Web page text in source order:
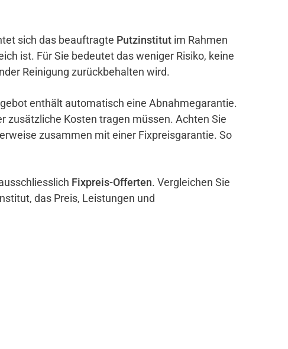
sich das beauftragte Putzinstitut im Rahmen
ist. Für Sie bedeutet das weniger Risiko, keine
Reinigung zurückbehalten wird.
enthält automatisch eine Abnahmegarantie.
zusätzliche Kosten tragen müssen. Achten Sie
zusammen mit einer Fixpreisgarantie. So
Fixpreis-Offerten. Vergleichen Sie
das Preis, Leistungen und